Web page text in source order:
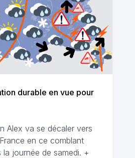
durable en vue pour
Alex va se décaler vers
en ce comblant
la journée de samedi. +